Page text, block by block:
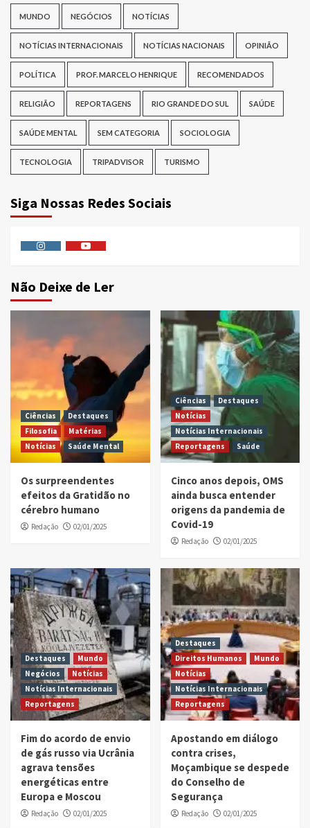
MUNDO NEGÓCIOS NOTÍCIAS
NOTÍCIAS INTERNACIONAIS NOTÍCIAS NACIONAIS OPINIÃO
POLÍTICA PROF. MARCELO HENRIQUE RECOMENDADOS
RELIGIÃO REPORTAGENS RIO GRANDE DO SUL SAÚDE
SAÚDE MENTAL SEM CATEGORIA SOCIOLOGIA
TECNOLOGIA TRIPADVISOR TURISMO
Siga Nossas Redes Sociais
Não Deixe de Ler
Ciências
Destaques
Filosofia
Matérias
Notícias
Saúde Mental
Os surpreendentes
efeitos da Gratidão no
cérebro humano
Redação 02/01/2025
Ciências
Destaques
Notícias
Notícias Internacionais
Reportagens
Saúde
Cinco anos depois, OMS
ainda busca entender
origens da pandemia de
Covid-19
Redação 02/01/2025
Destaques
Mundo
Negócios
Notícias
Notícias Internacionais
Reportagens
Fim do acordo de envio
de gás russo via Ucrânia
agrava tensões
energéticas entre
Europa e Moscou
Redação 02/01/2025
Destaques
Direitos Humanos
Mundo
Notícias
Notícias Internacionais
Reportagens
Apostando em diálogo
contra crises,
Moçambique se despede
do Conselho de
Segurança
Redação 02/01/2025